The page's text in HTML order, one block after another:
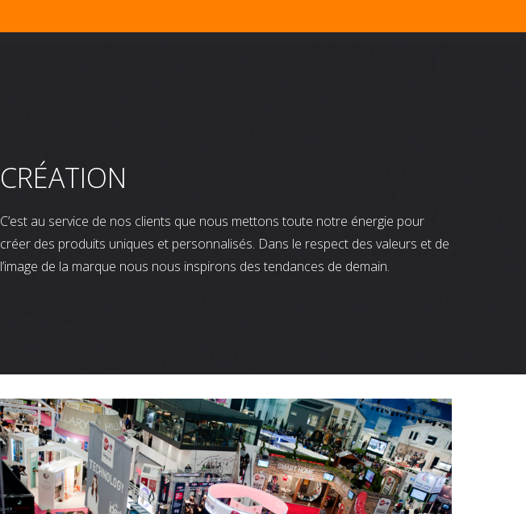
CRÉATION
C’est au service de nos clients que nous mettons toute notre énergie pour
créer des produits uniques et personnalisés. Dans le respect des valeurs et de
l’image de la marque nous nous inspirons des tendances de demain.